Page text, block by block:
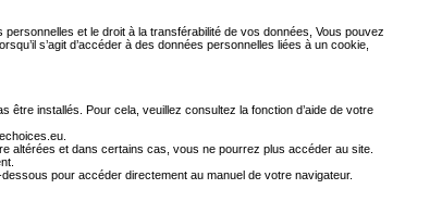
et le droit à la transférabilité de vos données, Vous pouvez
s’agit d’accéder à des données personnelles liées à un cookie,
installés. Pour cela, veuillez consultez la fonction d’aide de votre
altérées et dans certains cas, vous ne pourrez plus accéder au site.
pour accéder directement au manuel de votre navigateur.